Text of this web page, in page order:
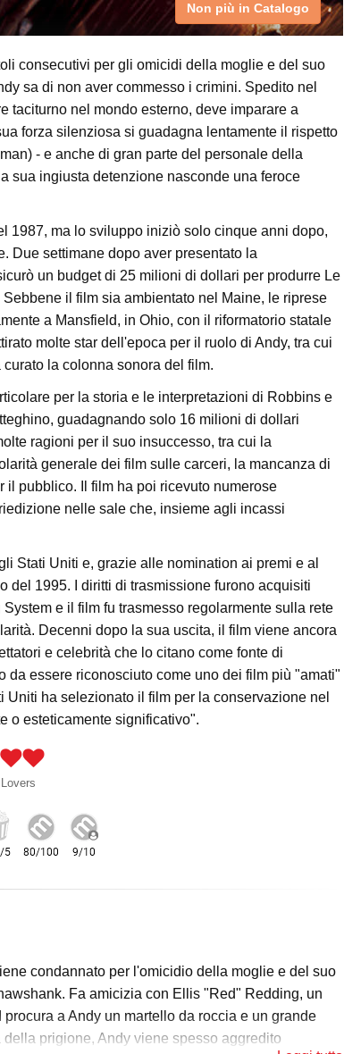
Non più in Catalogo
consecutivi per gli omicidi della moglie e del suo
sa di non aver commesso i crimini. Spedito nel
taciturno nel mondo esterno, deve imparare a
forza silenziosa si guadagna lentamente il rispetto
- e anche di gran parte del personale della
sua ingiusta detenzione nasconde una feroce
1987, ma lo sviluppo iniziò solo cinque anni dopo,
Due settimane dopo aver presentato la
un budget di 25 milioni di dollari per produrre Le
il film sia ambientato nel Maine, le riprese
a Mansfield, in Ohio, con il riformatorio statale
molte star dell'epoca per il ruolo di Andy, tra cui
la colonna sonora del film.
per la storia e le interpretazioni di Robbins e
guadagnando solo 16 milioni di dollari
ragioni per il suo insuccesso, tra cui la
generale dei film sulle carceri, la mancanza di
pubblico. Il film ha poi ricevuto numerose
nelle sale che, insieme agli incassi
Stati Uniti e, grazie alle nomination ai premi e al
del 1995. I diritti di trasmissione furono acquisiti
e il film fu trasmesso regolarmente sulla rete
Decenni dopo la sua uscita, il film viene ancora
e celebrità che lo citano come fonte di
essere riconosciuto come uno dei film più "amati"
ha selezionato il film per la conservazione nel
o esteticamente significativo".
condannato per l'omicidio della moglie e del suo
Fa amicizia con Ellis "Red" Redding, un
a Andy un martello da roccia e un grande
prigione, Andy viene spesso aggredito